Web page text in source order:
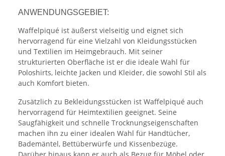
ANWENDUNGSGEBIET:
Waffelpiqué ist äußerst vielseitig und eignet sich
hervorragend für eine Vielzahl von Kleidungsstücken
und Textilien im Heimgebrauch. Mit seiner
strukturierten Oberfläche ist er die ideale Wahl für
Poloshirts, leichte Jacken und Kleider, die sowohl Stil als
auch Komfort bieten.
Zusätzlich zu Bekleidungsstücken ist Waffelpiqué auch
hervorragend für Heimtextilien geeignet. Seine
Saugfähigkeit und schnelle Trocknungseigenschaften
machen ihn zu einer idealen Wahl für Handtücher,
Bademäntel, Bettüberwürfe und Kissenbezüge.